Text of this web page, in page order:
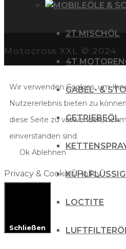
ÖLE &
2T MISCHÖL
4T
GABEL- &
GETRIEBEÖL
LOCTITE
Motocross XXL © 2024
Wir verwenden Cookies, um
Nutzererlebnis bieten zu
diese Seite zu verwenden,
einverstanden sind.
Ok Ablehnen
Privacy & Cookies Policy
Schließen